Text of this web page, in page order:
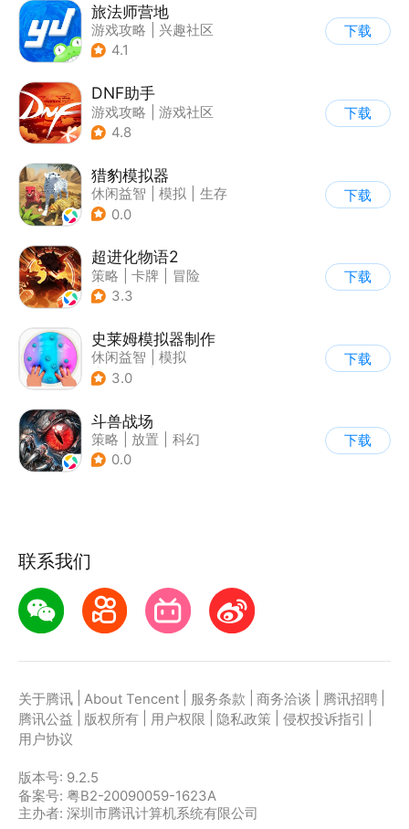
旅法师营地
游戏攻略
兴趣社区
| 游戏社区
4.1
下载
DNF助手
游戏攻略
游戏社区
4.8
下载
猎豹模拟器
休闲益智 模拟
生存
| 写实
0.0
下载
超进化物语2
策略 卡牌
冒险
| 剧情
3.3
下载
史莱姆模拟器制作
休闲益智
模拟
| 史莱姆
3.0
下载
斗兽战场
策略 放置
科幻
| 废土
0.0
下载
联系我们
关于腾讯 About Tencent 服务条款 商务洽谈 腾讯招聘
腾讯公益
版权所有 用户权限 隐私政策 侵权投诉指引
用户协议
版本号: 9.2.5
备案号: 粤B2-20090059-1623A
主办者: 深圳市腾讯计算机系统有限公司